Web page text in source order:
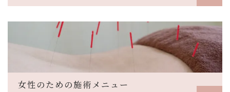
女性のための施術メニュー